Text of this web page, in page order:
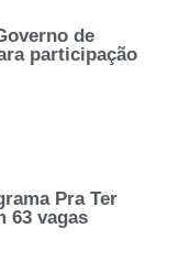
de
participação
Pra Ter
63 vagas